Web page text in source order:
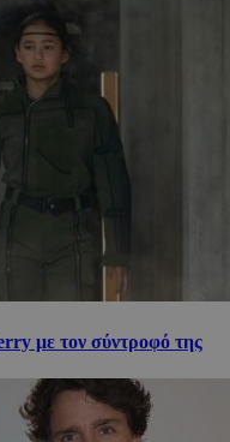
με τον σύντροφό της